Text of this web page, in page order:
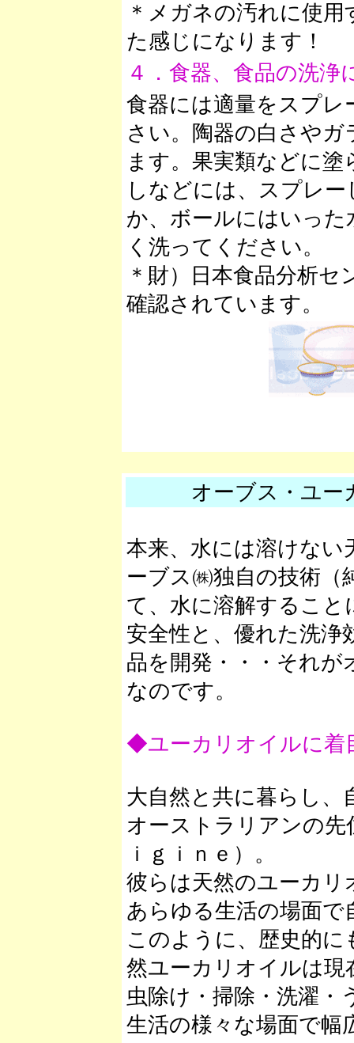
＊メガネの汚れに使
た感じになります！
４．食器、食品の洗浄
食器には適量をスプ
さい。陶器の白さや
ます。果実類などに
しなどには、スプレ
か、ボールにはいっ
く洗ってください。
＊財）日本食品分析
確認されています。
オーブス・ユー
本来、水には溶けない
ーブス㈱独自の技術（
て、水に溶解すること
安全性と、優れた洗浄
品を開発・・・それが
なのです。
◆ユーカリオイルに着
大自然と共に暮らし、
オーストラリアンの
ｉｇｉｎｅ）。
彼らは天然のユーカリ
あらゆる生活の場面で
このように、歴史的
然ユーカリオイルは現
虫除け・掃除・洗濯・
生活の様々な場面で幅